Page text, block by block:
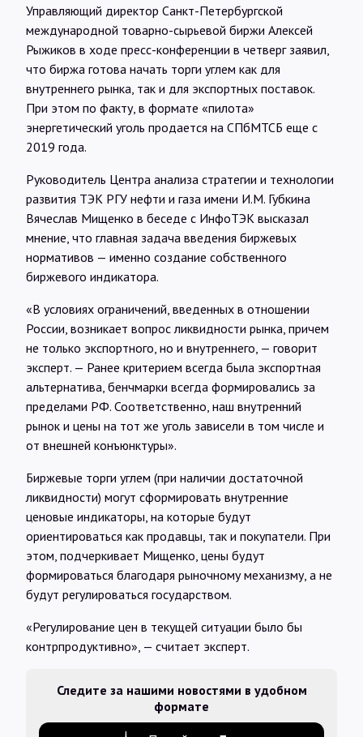
Управляющий директор Санкт-Петербургской
международной товарно-сырьевой биржи Алексей
Рыжиков в ходе пресс-конференции в четверг заявил,
что биржа готова начать торги углем как для
внутреннего рынка, так и для экспортных поставок.
При этом по факту, в формате «пилота»
энергетический уголь продается на СПбМТСБ еще с
2019 года.
Руководитель Центра анализа стратегии и технологии
развития ТЭК РГУ нефти и газа имени И.М. Губкина
Вячеслав Мищенко в беседе с ИнфоТЭК высказал
мнение, что главная задача введения биржевых
нормативов — именно создание собственного
биржевого индикатора.
«В условиях ограничений, введенных в отношении
России, возникает вопрос ликвидности рынка, причем
не только экспортного, но и внутреннего, — говорит
эксперт. — Ранее критерием всегда была экспортная
альтернатива, бенчмарки всегда формировались за
пределами РФ. Соответственно, наш внутренний
рынок и цены на тот же уголь зависели в том числе и
от внешней конъюнктуры».
Биржевые торги углем (при наличии достаточной
ликвидности) могут сформировать внутренние
ценовые индикаторы, на которые будут
ориентироваться как продавцы, так и покупатели. При
этом, подчеркивает Мищенко, цены будут
формироваться благодаря рыночному механизму, а не
будут регулироваться государством.
«Регулирование цен в текущей ситуации было бы
контрпродуктивно», — считает эксперт.
Следите за нашими новостями в удобном
формате